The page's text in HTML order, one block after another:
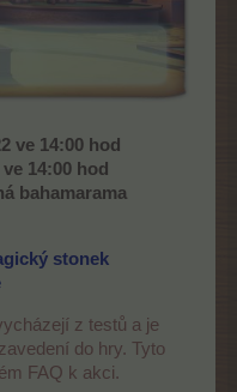
ve 14:00 hod
ve 14:00 hod
bahamarama
stonek
z testů a je
do hry. Tyto
FAQ k akci.